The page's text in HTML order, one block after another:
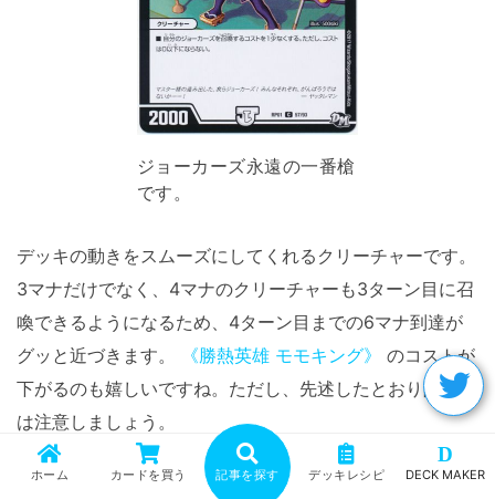
ジョーカーズ永遠の一番槍
です。
デッキの動きをスムーズにしてくれるクリーチャーです。
3マナだけでなく、4マナのクリーチャーも3ターン目に召
喚できるようになるため、4ターン目までの6マナ到達が
グッと近づきます。
《勝熱英雄 モモキング》
のコストが
下がるのも嬉しいですね。ただし、先述したとおり除去に
は注意しましょう。
《タイク・タイソンズ》
ホーム カードを買う 記事を探す デッキレシピ
D
DECK MAKER